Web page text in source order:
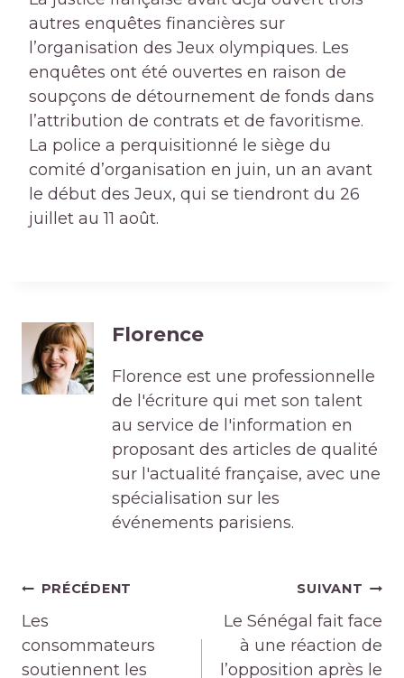
autres enquêtes financières sur
l’organisation des Jeux olympiques. Les
enquêtes ont été ouvertes en raison de
soupçons de détournement de fonds dans
l’attribution de contrats et de favoritisme.
La police a perquisitionné le siège du
comité d’organisation en juin, un an avant
le début des Jeux, qui se tiendront du 26
juillet au 11 août.
Florence
Florence est une professionnelle
de l'écriture qui met son talent
au service de l'information en
proposant des articles de qualité
sur l'actualité française, avec une
spécialisation sur les
événements parisiens.
Navigation
de
l’article
PRÉCÉDENT
Les
consommateurs
soutiennent les
SUIVANT
Le Sénégal fait face
à une réaction de
l’opposition après le